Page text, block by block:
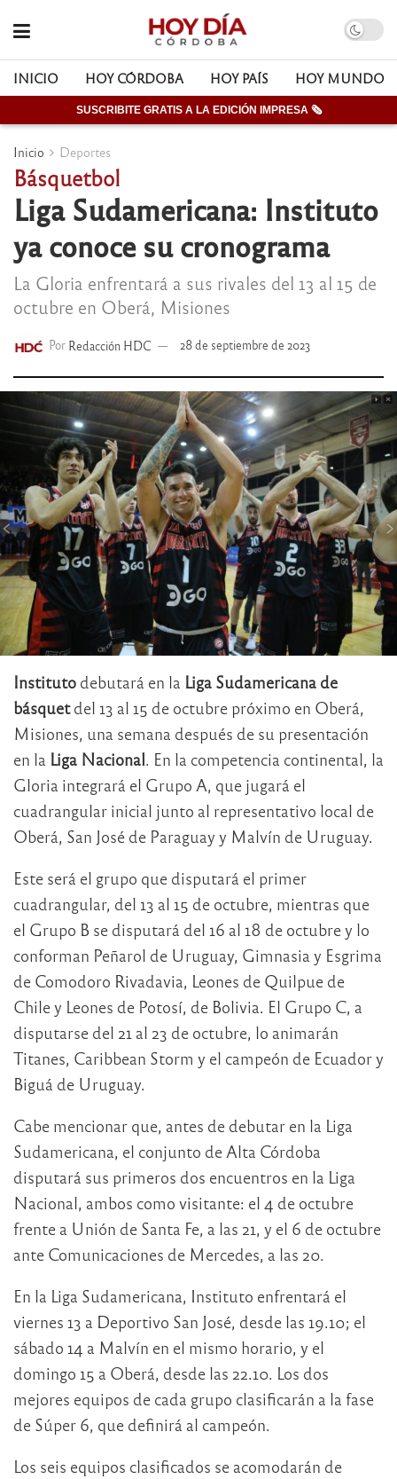
INICIO HOY CÓRDOBA HOY PAÍS HOY MUNDO
SUSCRIBITE GRATIS A LA EDICIÓN IMPRESA 🗞
Inicio Deportes
Básquetbol
Liga Sudamericana: Instituto
ya conoce su cronograma
La Gloria enfrentará a sus rivales del 13 al 15 de
octubre en Oberá, Misiones
Por Redacción HDC 28 de septiembre de 2023
Instituto debutará en la Liga Sudamericana de
básquetdel 13 al 15 de octubre próximo en Oberá,
Misiones, una semana después de su presentación
en la Liga Nacional. En la competencia continental, la
Gloria integrará el Grupo A, que jugará el
cuadrangular inicial junto al representativo local de
Oberá, San José de Paraguay y Malvín de Uruguay.
Este será el grupo que disputará el primer
cuadrangular, del 13 al 15 de octubre, mientras que
el Grupo B se disputará del 16 al 18 de octubre y lo
conforman Peñarol de Uruguay, Gimnasia y Esgrima
de Comodoro Rivadavia, Leones de Quilpue de
Chile y Leones de Potosí, de Bolivia. El Grupo C, a
disputarse del 21 al 23 de octubre, lo animarán
Titanes, Caribbean Storm y el campeón de Ecuador y
Biguá de Uruguay.
Cabe mencionar que, antes de debutar en la Liga
Sudamericana, el conjunto de Alta Córdoba
disputará sus primeros dos encuentros en la Liga
Nacional, ambos como visitante: el 4 de octubre
frente a Unión de Santa Fe, a las 21, y el 6 de octubre
ante Comunicaciones de Mercedes, a las 20.
En la Liga Sudamericana, Instituto enfrentará el
viernes 13 a Deportivo San José, desde las 19.10; el
sábado 14 a Malvín en el mismo horario, y el
domingo 15 a Oberá, desde las 22.10. Los dos
mejores equipos de cada grupo clasificarán a la fase
de Súper 6, que definirá al campeón.
Los seis equipos clasificados se acomodarán de